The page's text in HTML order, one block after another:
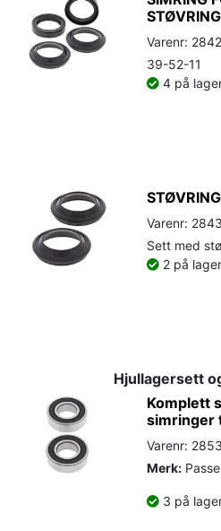
STØVRING
Varenr:
39-52-11
4 på
Varenr:
Sett med
2 på
Hjullagersett
Komplett
simringer
Varenr:
Merk:
3 på